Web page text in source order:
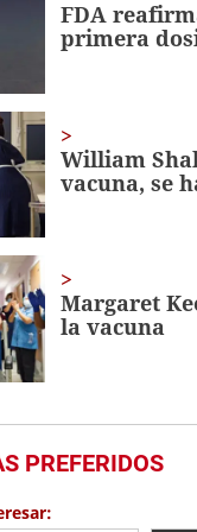
FDA
primera
William
vacuna, se
Margaret
la vacuna
PREFERIDOS